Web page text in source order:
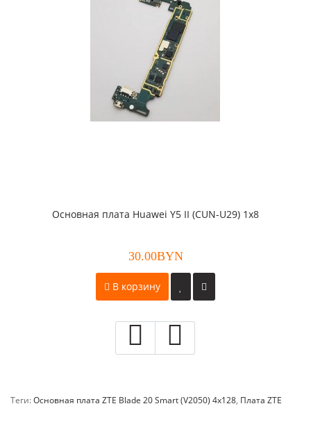
Основная плата Huawei Y5 II (CUN-U29) 1x8
30.00BYN
В корзину
Теги:Основная плата ZTE Blade 20 Smart (V2050) 4x128, Плата ZTE